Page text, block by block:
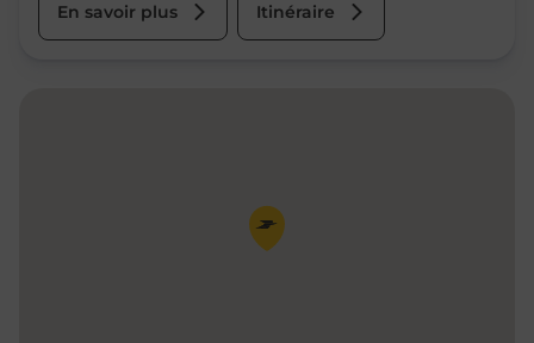
En savoir plus Itinéraire
Pin de la carte